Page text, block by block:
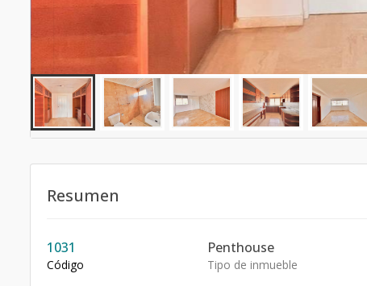
Resumen
1031
Código
Penthouse
Tipo de inmueble